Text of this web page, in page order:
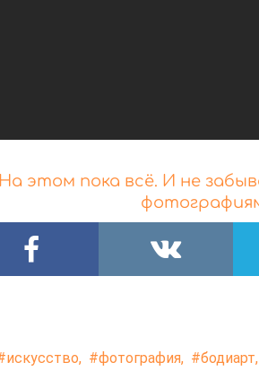
На этом пока всё. И не
искусство, фотография, бодиарт,